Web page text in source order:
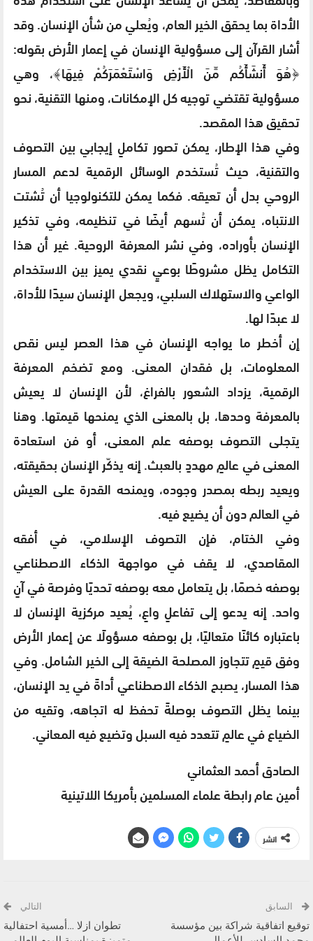
الأداة بما يحقق الخير العام، ويُعلي من شأن الإنسان. وقد
أشار القرآن إلى مسؤولية الإنسان في إعمار الأرض بقوله:
﴿هُوَ أَنشَأَكُم مِّنَ الْأَرْضِ وَاسْتَعْمَرَكُمْ فِيهَا﴾، وهي
مسؤولية تقتضي توجيه كل الإمكانات، ومنها التقنية، نحو
تحقيق هذا المقصد.
وفي هذا الإطار، يمكن تصور تكاملٍ إيجابي بين التصوف
والتقنية، حيث تُستخدم الوسائل الرقمية لدعم المسار
الروحي بدل أن تعيقه. فكما يمكن للتكنولوجيا أن تُشتت
الانتباه، يمكن أن تُسهم أيضًا في تنظيمه، وفي تذكير
الإنسان بأوراده، وفي نشر المعرفة الروحية. غير أن هذا
التكامل يظل مشروطًا بوعيٍ نقدي يميز بين الاستخدام
الواعي والاستهلاك السلبي، ويجعل الإنسان سيدًا للأداة،
لا عبدًا لها.
إن أخطر ما يواجه الإنسان في هذا العصر ليس نقص
المعلومات، بل فقدان المعنى. ومع تضخم المعرفة
الرقمية، يزداد الشعور بالفراغ، لأن الإنسان لا يعيش
بالمعرفة وحدها، بل بالمعنى الذي يمنحها قيمتها. وهنا
يتجلى التصوف بوصفه علم المعنى، أو فن استعادة
المعنى في عالمٍ مهددٍ بالعبث. إنه يذكّر الإنسان بحقيقته،
ويعيد ربطه بمصدر وجوده، ويمنحه القدرة على العيش
في العالم دون أن يضيع فيه.
وفي الختام، فإن التصوف الإسلامي، في أفقه
المقاصدي، لا يقف في مواجهة الذكاء الاصطناعي
بوصفه خصمًا، بل يتعامل معه بوصفه تحديًا وفرصة في آنٍ
واحد. إنه يدعو إلى تفاعلٍ واعٍ، يُعيد مركزية الإنسان لا
باعتباره كائنًا متعاليًا، بل بوصفه مسؤولًا عن إعمار الأرض
وفق قيمٍ تتجاوز المصلحة الضيقة إلى الخير الشامل. وفي
هذا المسار، يصبح الذكاء الاصطناعي أداةً في يد الإنسان،
بينما يظل التصوف بوصلةً تحفظ له اتجاهه، وتقيه من
الضياع في عالمٍ تتعدد فيه السبل وتضيع فيه المعاني.
الصادق أحمد العثماني
أمين عام رابطة علماء المسلمين بأمريكا اللاتينية
انشر
السابق
توقيع اتفاقية شراكة بين مؤسسة
التالي
تطوان ازلا …أمسية احتفالية